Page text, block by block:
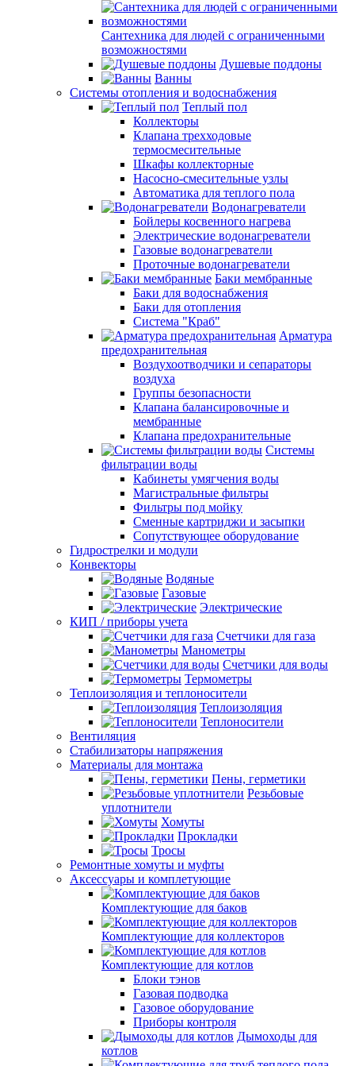
Сантехника для людей с ограниченными
возможностями
Душевые поддоны
Ванны
Системы отопления и водоснабжения
Теплый пол
Коллекторы
Клапана трехходовые
термосмесительные
Шкафы коллекторные
Насосно-смесительные узлы
Автоматика для теплого пола
Водонагреватели
Бойлеры косвенного нагрева
Электрические водонагреватели
Газовые водонагреватели
Проточные водонагреватели
Баки мембранные
Баки для водоснабжения
Баки для отопления
Система "Краб"
Арматура
предохранительная
Воздухоотводчики и сепараторы
воздуха
Группы безопасности
Клапана балансировочные и
мембранные
Клапана предохранительные
Системы
фильтрации воды
Кабинеты умягчения воды
Магистральные фильтры
Фильтры под мойку
Сменные картриджи и засыпки
Сопутствующее оборудование
Гидрострелки и модули
Конвекторы
Водяные
Газовые
Электрические
КИП / приборы учета
Счетчики для газа
Манометры
Счетчики для воды
Термометры
Теплоизоляция и теплоносители
Теплоизоляция
Теплоносители
Вентиляция
Стабилизаторы напряжения
Материалы для монтажа
Пены, герметики
Резьбовые
уплотнители
Хомуты
Прокладки
Тросы
Ремонтные хомуты и муфты
Аксессуары и комплетующие
Комплектующие для баков
Комплектующие для коллекторов
Комплектующие для котлов
Блоки тэнов
Газовая подводка
Газовое оборудование
Приборы контроля
Дымоходы для
котлов